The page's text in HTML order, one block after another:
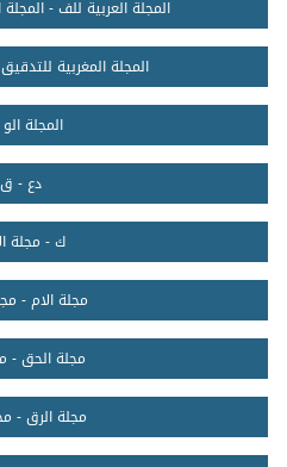
المجلة العربية للف -
المجلة المغربية
المجلة
دع - ق
ك - مجلة
مجلة الام -
مجلة الحق -
مجلة الرق -